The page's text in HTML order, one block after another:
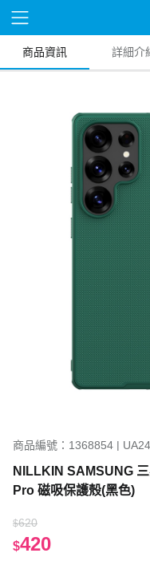
商品資訊 詳細介
商品編號：1368854 |
NILLKIN SAMSUNG
Pro 磁吸保護殼(黑色)
$620
$420